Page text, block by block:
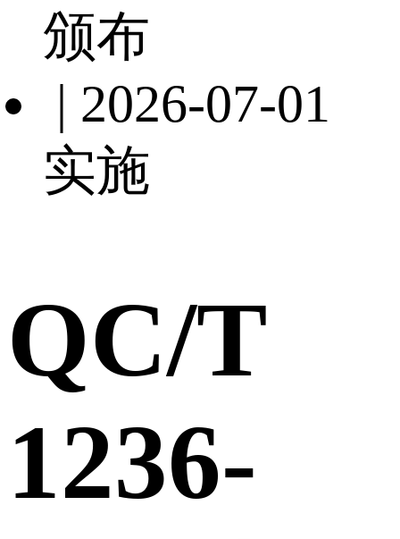
颁布
| 2026-07-01
实施
QC/T
1236-